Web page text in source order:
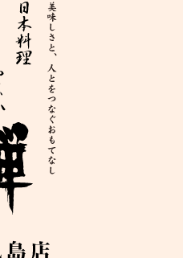
情報
トップ
こちら